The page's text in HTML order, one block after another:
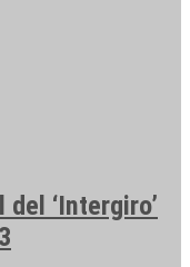
‘Intergiro’